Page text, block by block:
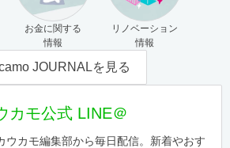
お金に関する
情報
リノベーション
情報
JOURNALを見る
カモ公式 LINE＠
ウカモ編集部から毎日配信。新着やおす